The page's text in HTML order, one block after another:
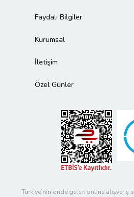
Faydalı Bilgiler
Kurumsal
İletişim
Özel Günler
Türkiye’nin önde gelen online